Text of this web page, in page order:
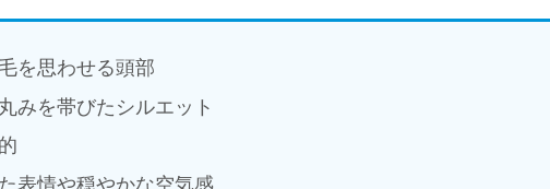
を思わせる頭部
みを帯びたシルエット
表情や穏やかな空気感